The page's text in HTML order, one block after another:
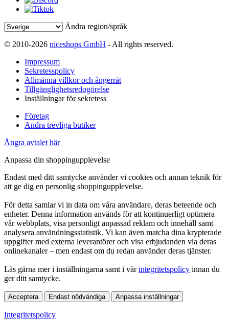
Ändra region/språk
© 2010-2026 niceshops GmbH - All rights reserved.
Impressum
Sekretesspolicy
Allmänna villkor och ångerrät
Tillgänglighetsredogörelse
Inställningar för sekretess
Företag
Andra trevliga butiker
Ångra avtalet här
Anpassa din shoppingupplevelse
Endast med ditt samtycke använder vi cookies och annan teknik för
att ge dig en personlig shoppingupplevelse.
För detta samlar vi in data om våra användare, deras beteende och
enheter. Denna information används för att kontinuerligt optimera
vår webbplats, visa personligt anpassad reklam och innehåll samt
analysera användningsstatistik. Vi kan även matcha dina krypterade
uppgifter med externa leverantörer och visa erbjudanden via deras
onlinekanaler – men endast om du redan använder deras tjänster.
Läs gärna mer i inställningarna samt i vårintegritetspolicy innan du
ger ditt samtycke.
Acceptera Endast nödvändiga Anpassa inställningar
Integritetspolicy